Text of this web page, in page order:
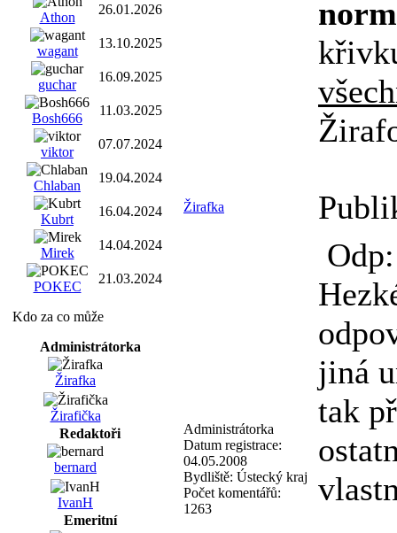
Athon
26.01.2026
wagant
13.10.2025
guchar
16.09.2025
Bosh666
11.03.2025
viktor
07.07.2024
Chlaban
19.04.2024
Kubrt
16.04.2024
Mirek
14.04.2024
POKEC
21.03.2024
Kdo za co může
Administrátorka
Žirafka
Žirafička
Redaktoři
bernard
IvanH
Emeritní
Žirafka
Administrátorka
Datum registrace:
04.05.2008
Bydliště: Ústecký kraj
Počet komentářů:
1263
jiná
tak